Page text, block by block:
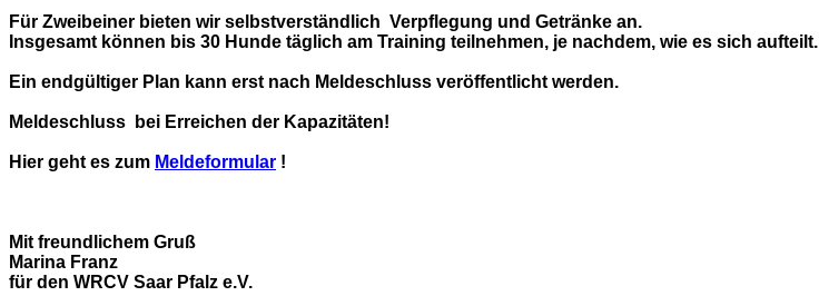
Für Zweibeiner bieten wir selbstverständlich Verpflegung und Getränke an.
Insgesamt können bis 30 Hunde täglich am Training teilnehmen, je nachdem, wie es sich aufteilt.
Ein endgültiger Plan kann erst nach Meldeschluss veröffentlicht werden.
Meldeschluss bei Erreichen der Kapazitäten!
Hier geht es zum Meldeformular !
Mit freundlichem Gruß
Marina Franz
für den WRCV Saar Pfalz e.V.